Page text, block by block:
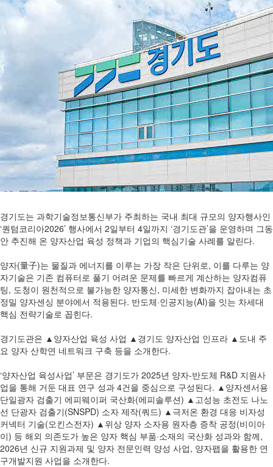
경기도는 과학기술정보통신부가 주최하는 국내 최대 규모의 양자행사인
‘퀀텀코리아2026’ 행사에서 2일부터 4일까지 ‘경기도관’을 운영하며 그동
안 추진해 온 양자산업 육성 정책과 기업의 핵심기술 사례를 알린다.
양자(量子)는 물질과 에너지를 이루는 가장 작은 단위로, 이를 다루는 양
자기술은 기존 컴퓨터로 풀기 어려운 문제를 빠르게 계산하는 양자컴퓨
팅, 도청이 원천적으로 불가능한 양자통신, 미세한 변화까지 잡아내는 초
정밀 양자센싱 분야에서 적용된다. 반도체·인공지능(AI)을 잇는 차세대
핵심 전략기술로 꼽힌다.
경기도관은 ▲양자산업 육성 사업 ▲경기도 양자산업 인프라 ▲도내 주
요 양자 산학연 네트워크 구축 등을 소개한다.
‘양자산업 육성사업’ 부문은 경기도가 2025년 양자-반도체 R&D 지원사
업을 통해 거둔 대표 연구 성과 4건을 중심으로 구성된다. ▲양자센서용
단일광자 검출기 에피웨이퍼 국산화(에피솔루션) ▲고성능 초전도 나노
선 단광자 검출기(SNSPD) 소자 제작(쿼드) ▲극저온 환경 대응 비자성
커넥터 기술(오킨스전자) ▲위상 양자 소자용 원자층 증착 공정(비이아
이) 등 해외 의존도가 높은 양자 핵심 부품·소재의 국산화 성과와 함께,
2026년 신규 지원과제 및 양자 전문인력 양성 사업, 양자팹을 활용한 연
구개발지원 사업을 소개한다.